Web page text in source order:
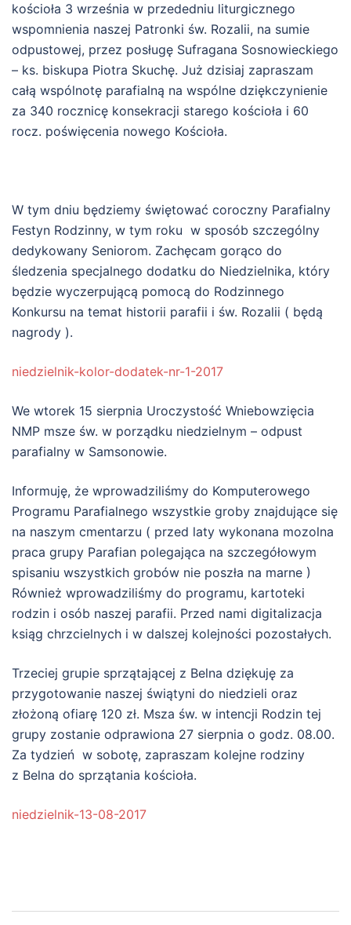
kościoła 3 września w przededniu liturgicznego
wspomnienia naszej Patronki św. Rozalii, na sumie
odpustowej, przez posługę Sufragana Sosnowieckiego
– ks. biskupa Piotra Skuchę. Już dzisiaj zapraszam
całą wspólnotę parafialną na wspólne dziękczynienie
za 340 rocznicę konsekracji starego kościoła i 60
rocz. poświęcenia nowego Kościoła.
W tym dniu będziemy świętować coroczny Parafialny
Festyn Rodzinny, w tym roku w sposób szczególny
dedykowany Seniorom. Zachęcam gorąco do
śledzenia specjalnego dodatku do Niedzielnika, który
będzie wyczerpującą pomocą do Rodzinnego
Konkursu na temat historii parafii i św. Rozalii ( będą
nagrody ).
niedzielnik-kolor-dodatek-nr-1-2017
We wtorek 15 sierpnia Uroczystość Wniebowzięcia
NMP msze św. w porządku niedzielnym – odpust
parafialny w Samsonowie.
Informuję, że wprowadziliśmy do Komputerowego
Programu Parafialnego wszystkie groby znajdujące się
na naszym cmentarzu ( przed laty wykonana mozolna
praca grupy Parafian polegająca na szczegółowym
spisaniu wszystkich grobów nie poszła na marne )
Również wprowadziliśmy do programu, kartoteki
rodzin i osób naszej parafii. Przed nami digitalizacja
ksiąg chrzcielnych i w dalszej kolejności pozostałych.
Trzeciej grupie sprzątającej z Belna dziękuję za
przygotowanie naszej świątyni do niedzieli oraz
złożoną ofiarę 120 zł. Msza św. w intencji Rodzin tej
grupy zostanie odprawiona 27 sierpnia o godz. 08.00.
Za tydzień w sobotę, zapraszam kolejne rodziny
z Belna do sprzątania kościoła.
niedzielnik-13-08-2017